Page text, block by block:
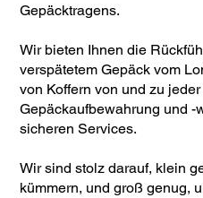
Gepäcktragens.
Wir bieten Ihnen die
verspätetem Gepäck vom
von Koffern von und zu
Gepäckaufbewahrung und -
sicheren Services.
Wir sind stolz darauf, klein
kümmern, und groß genug,